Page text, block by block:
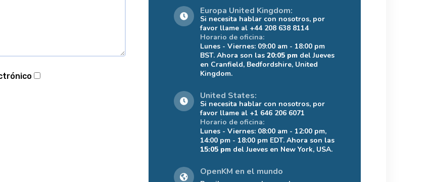
Europa United Kingdom:
Si necesita hablar con nosotros, por
favor llame al +44 208 638 8114
Horario de oficina:
Lunes - Viernes: 09:00 am - 18:00 pm
BST. Ahora son las20:05 pm del Jueves
en Cranfield, Bedfordshire, United
Kingdom.
United States:
Si necesita hablar con nosotros, por
favor llame al +1 646 206 6071
Horario de oficina:
Lunes - Viernes: 08:00 am - 12:00 pm,
14:00 pm - 18:00 pm EDT. Ahora son las
15:05 pm del Jueves en New York, USA.
OpenKM en el mundo